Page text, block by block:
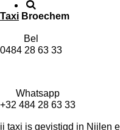
Taxi Broechem
Bel
0484 28 63 33
Whatsapp
+32 484 28 63 33
ii taxi is gevistigd in Nijlen